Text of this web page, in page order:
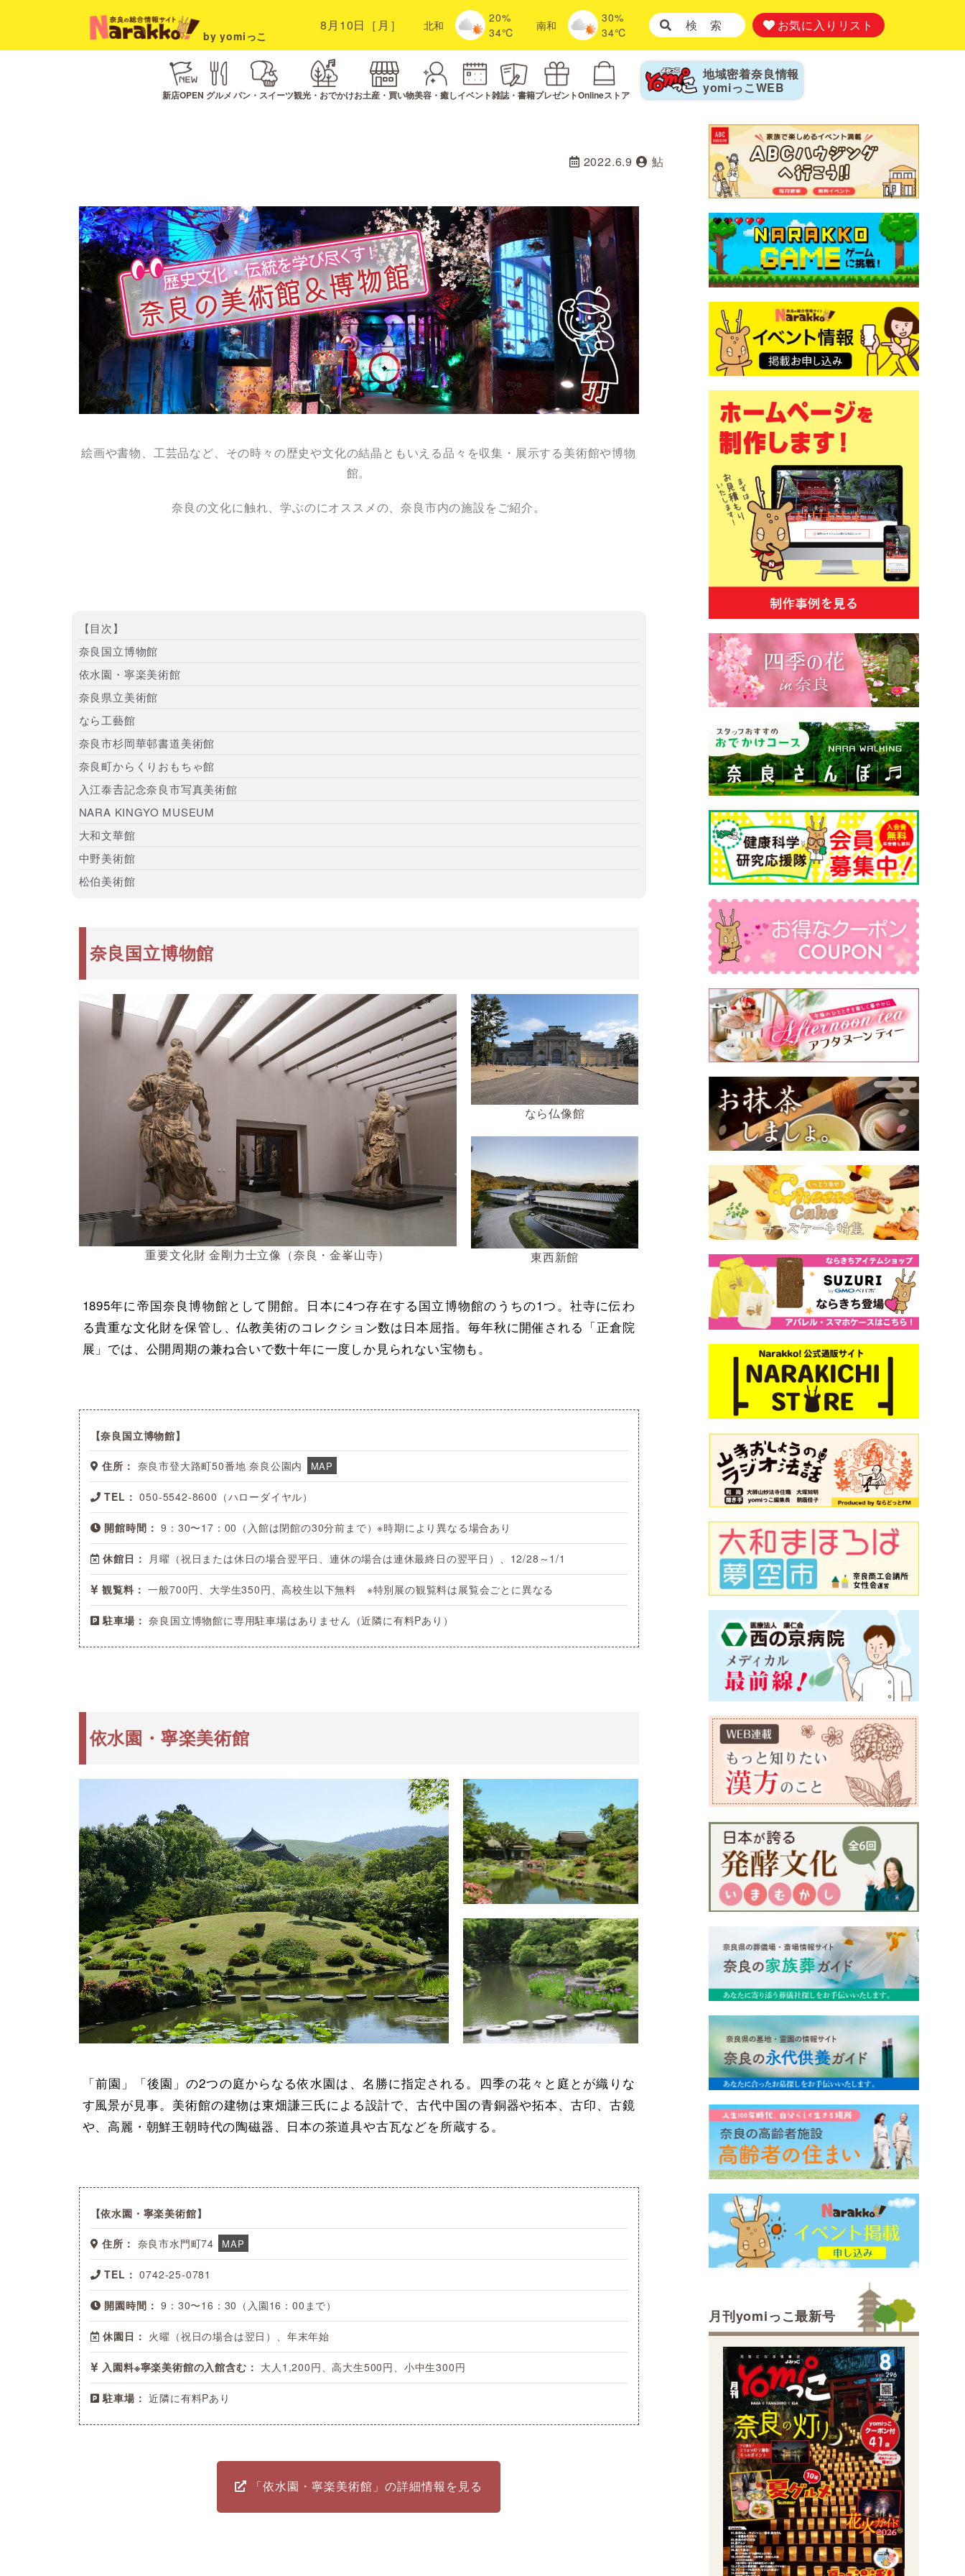
by yomiっこ
8月10日［月］ 北和
20%
34℃
南和
30%
34℃
検 索 お気に入りリスト
新店OPEN グルメ パン・スイーツ観光・おでかけお土産・買い物美容・癒しイベント雑誌・書籍プレゼントOnlineストア
地域密着奈良情報
yomiっこ WEB
2022.6.9 鮎
絵画や書物、工芸品など、その時々の歴史や文化の結晶ともいえる品々を収集・展示する美術館や博物
館。
奈良の文化に触れ、学ぶのにオススメの、奈良市内の施設をご紹介。
【目次】
奈良国立博物館
依水園・寧楽美術館
奈良県立美術館
なら工藝館
奈良市杉岡華邨書道美術館
奈良町からくりおもちゃ館
入江泰𠮷記念奈良市写真美術館
NARA KINGYO MUSEUM
大和文華館
中野美術館
松伯美術館
奈良国立博物館
重要文化財 金剛力士立像（奈良・金峯山寺）
なら仏像館
東西新館
1895年に帝国奈良博物館として開館。日本に4つ存在する国立博物館のうちの1つ。社寺に伝わ
る貴重な文化財を保管し、仏教美術のコレクション数は日本屈指。毎年秋に開催される「正倉院
展」では、公開周期の兼ね合いで数十年に一度しか見られない宝物も。
奈良国立博物館
住所： 奈良市登大路町50番地 奈良公園内 MAP
TEL： 050-5542-8600（ハローダイヤル）
開館時間： 9：30〜17：00（入館は閉館の30分前まで）※時期により異なる場合あり
休館日： 月曜（祝日または休日の場合翌平日、連休の場合は連休最終日の翌平日）、12/28～1/1
観覧料： 一般700円、大学生350円、高校生以下無料 ※特別展の観覧料は展覧会ごとに異なる
駐車場： 奈良国立博物館に専用駐車場はありません（近隣に有料Pあり）
依水園・寧楽美術館
「前園」「後園」の2つの庭からなる依水園は、名勝に指定される。四季の花々と庭とが織りな
す風景が見事。美術館の建物は東畑謙三氏による設計で、古代中国の青銅器や拓本、古印、古鏡
や、高麗・朝鮮王朝時代の陶磁器、日本の茶道具や古瓦などを所蔵する。
依水園・寧楽美術館
住所： 奈良市水門町74 MAP
TEL： 0742-25-0781
開園時間： 9：30〜16：30（入園16：00まで）
休園日： 火曜（祝日の場合は翌日）、年末年始
入園料※寧楽美術館の入館含む： 大人1,200円、高大生500円、小中生300円
駐車場： 近隣に有料Pあり
「依水園・寧楽美術館」の詳細情報を見る
月刊yomiっこ最新号